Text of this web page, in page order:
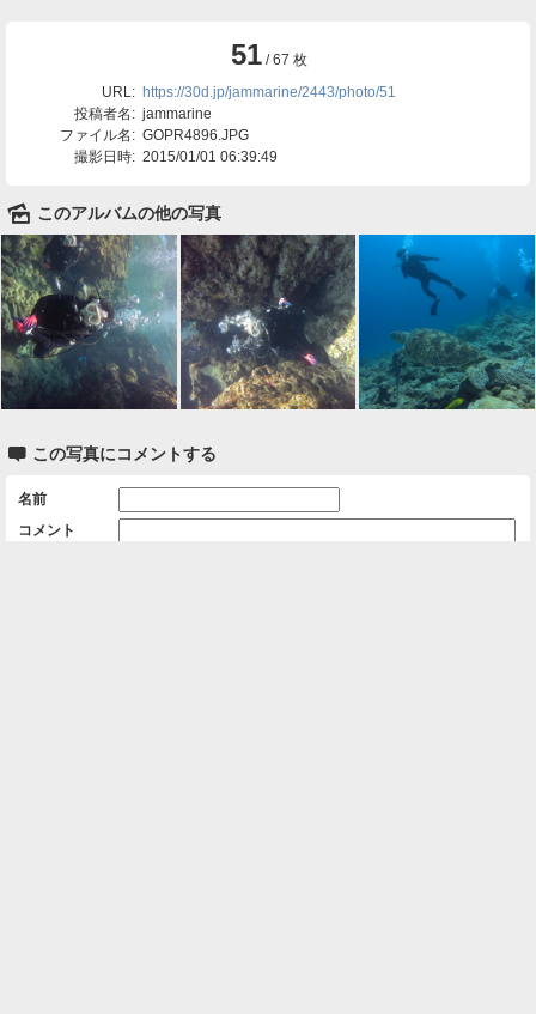
51/ 67 枚
URL: https://30d.jp/jammarine/2443/photo/51
投稿者名: jammarine
ファイル名: GOPR4896.JPG
撮影日時: 2015/01/01 06:39:49
🌄 このアルバムの他の写真
 この写真にコメントする
名前
コメント